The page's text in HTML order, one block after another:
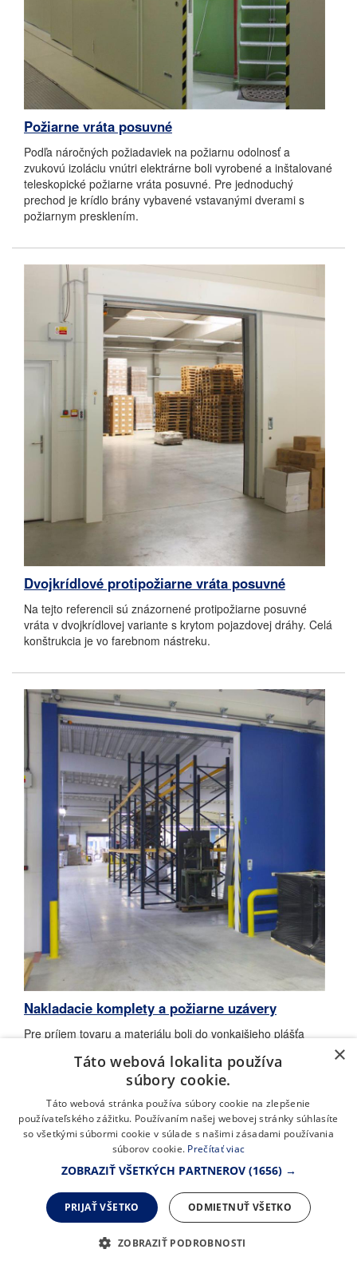
Požiarne vráta posuvné
Podľa náročných požiadaviek na požiarnu odolnosť a
zvukovú izoláciu vnútri elektrárne boli vyrobené a inštalované
teleskopické požiarne vráta posuvné. Pre jednoduchý
prechod je krídlo brány vybavené vstavanými dverami s
požiarnym presklením.
Dvojkrídlové protipožiarne vráta posuvné
Na tejto referencii sú znázornené protipožiarne posuvné
vráta v dvojkrídlovej variante s krytom pojazdovej dráhy. Celá
konštrukcia je vo farebnom nástreku.
Nakladacie komplety a požiarne uzávery
Pre príjem tovaru a materiálu boli do vonkajšieho plášťa
hydraulického mostíka so sklopnou lištou, bránového
tesnenia VTKS01 a sekčných vrát VM01. Pre minimalizáciu
škôd spôsobených zlým nájazdom kamiónu boli inštalované
nájazdové vedenia v pozinkovanej variante. Požiarny úsek je
oddelený protipožiarnymi vrátami posuvnými v nástreku
modrého odtieňa.
×
Táto webová lokalita používa
súbory cookie.
Táto webová stránka používa súbory cookie na zlepšenie
používateľského zážitku. Používaním našej webovej stránky súhlasíte
so všetkými súbormi cookie v súlade s našimi zásadami používania
súborov cookie. Prečítať viac
ZOBRAZIŤ VŠETKÝCH PARTNEROV (1656) →
PRIJAŤ VŠETKO ODMIETNUŤ VŠETKO
ZOBRAZIŤ PODROBNOSTI